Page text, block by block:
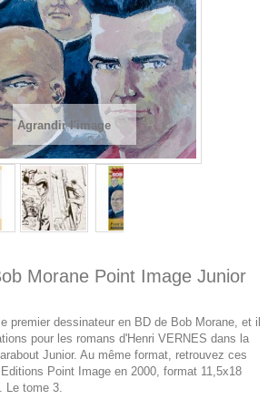
Agrandir l'image
Morane Point Image Junior
premier dessinateur en BD de Bob Morane, et il
pour les romans d'Henri VERNES dans la
Junior. Au même format, retrouvez ces
Point Image en 2000, format 11,5x18
Le tome 3.